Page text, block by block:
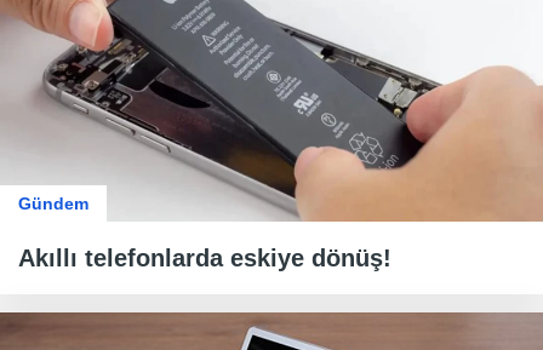
Gündem
Akıllı telefonlarda eskiye dönüş!